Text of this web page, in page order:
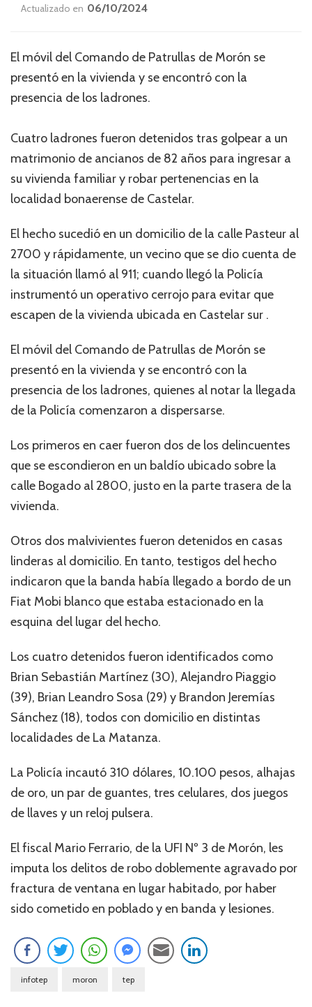
Actualizado en 06/10/2024
El móvil del Comando de Patrullas de Morón se
presentó en la vivienda y se encontró con la
presencia de los ladrones.
Cuatro ladrones fueron detenidos tras golpear a un
matrimonio de ancianos de 82 años para ingresar a
su vivienda familiar y robar pertenencias en la
localidad bonaerense de Castelar.
El hecho sucedió en un domicilio de la calle Pasteur al
2700 y rápidamente, un vecino que se dio cuenta de
la situación llamó al 911; cuando llegó la Policía
instrumentó un operativo cerrojo para evitar que
escapen de la vivienda ubicada en Castelar sur .
El móvil del Comando de Patrullas de Morón se
presentó en la vivienda y se encontró con la
presencia de los ladrones, quienes al notar la llegada
de la Policía comenzaron a dispersarse.
Los primeros en caer fueron dos de los delincuentes
que se escondieron en un baldío ubicado sobre la
calle Bogado al 2800, justo en la parte trasera de la
vivienda.
Otros dos malvivientes fueron detenidos en casas
linderas al domicilio. En tanto, testigos del hecho
indicaron que la banda había llegado a bordo de un
Fiat Mobi blanco que estaba estacionado en la
esquina del lugar del hecho.
Los cuatro detenidos fueron identificados como
Brian Sebastián Martínez (30), Alejandro Piaggio
(39), Brian Leandro Sosa (29) y Brandon Jeremías
Sánchez (18), todos con domicilio en distintas
localidades de La Matanza.
La Policía incautó 310 dólares, 10.100 pesos, alhajas
de oro, un par de guantes, tres celulares, dos juegos
de llaves y un reloj pulsera.
El fiscal Mario Ferrario, de la UFI Nº 3 de Morón, les
imputa los delitos de robo doblemente agravado por
fractura de ventana en lugar habitado, por haber
sido cometido en poblado y en banda y lesiones.
infotep moron tep